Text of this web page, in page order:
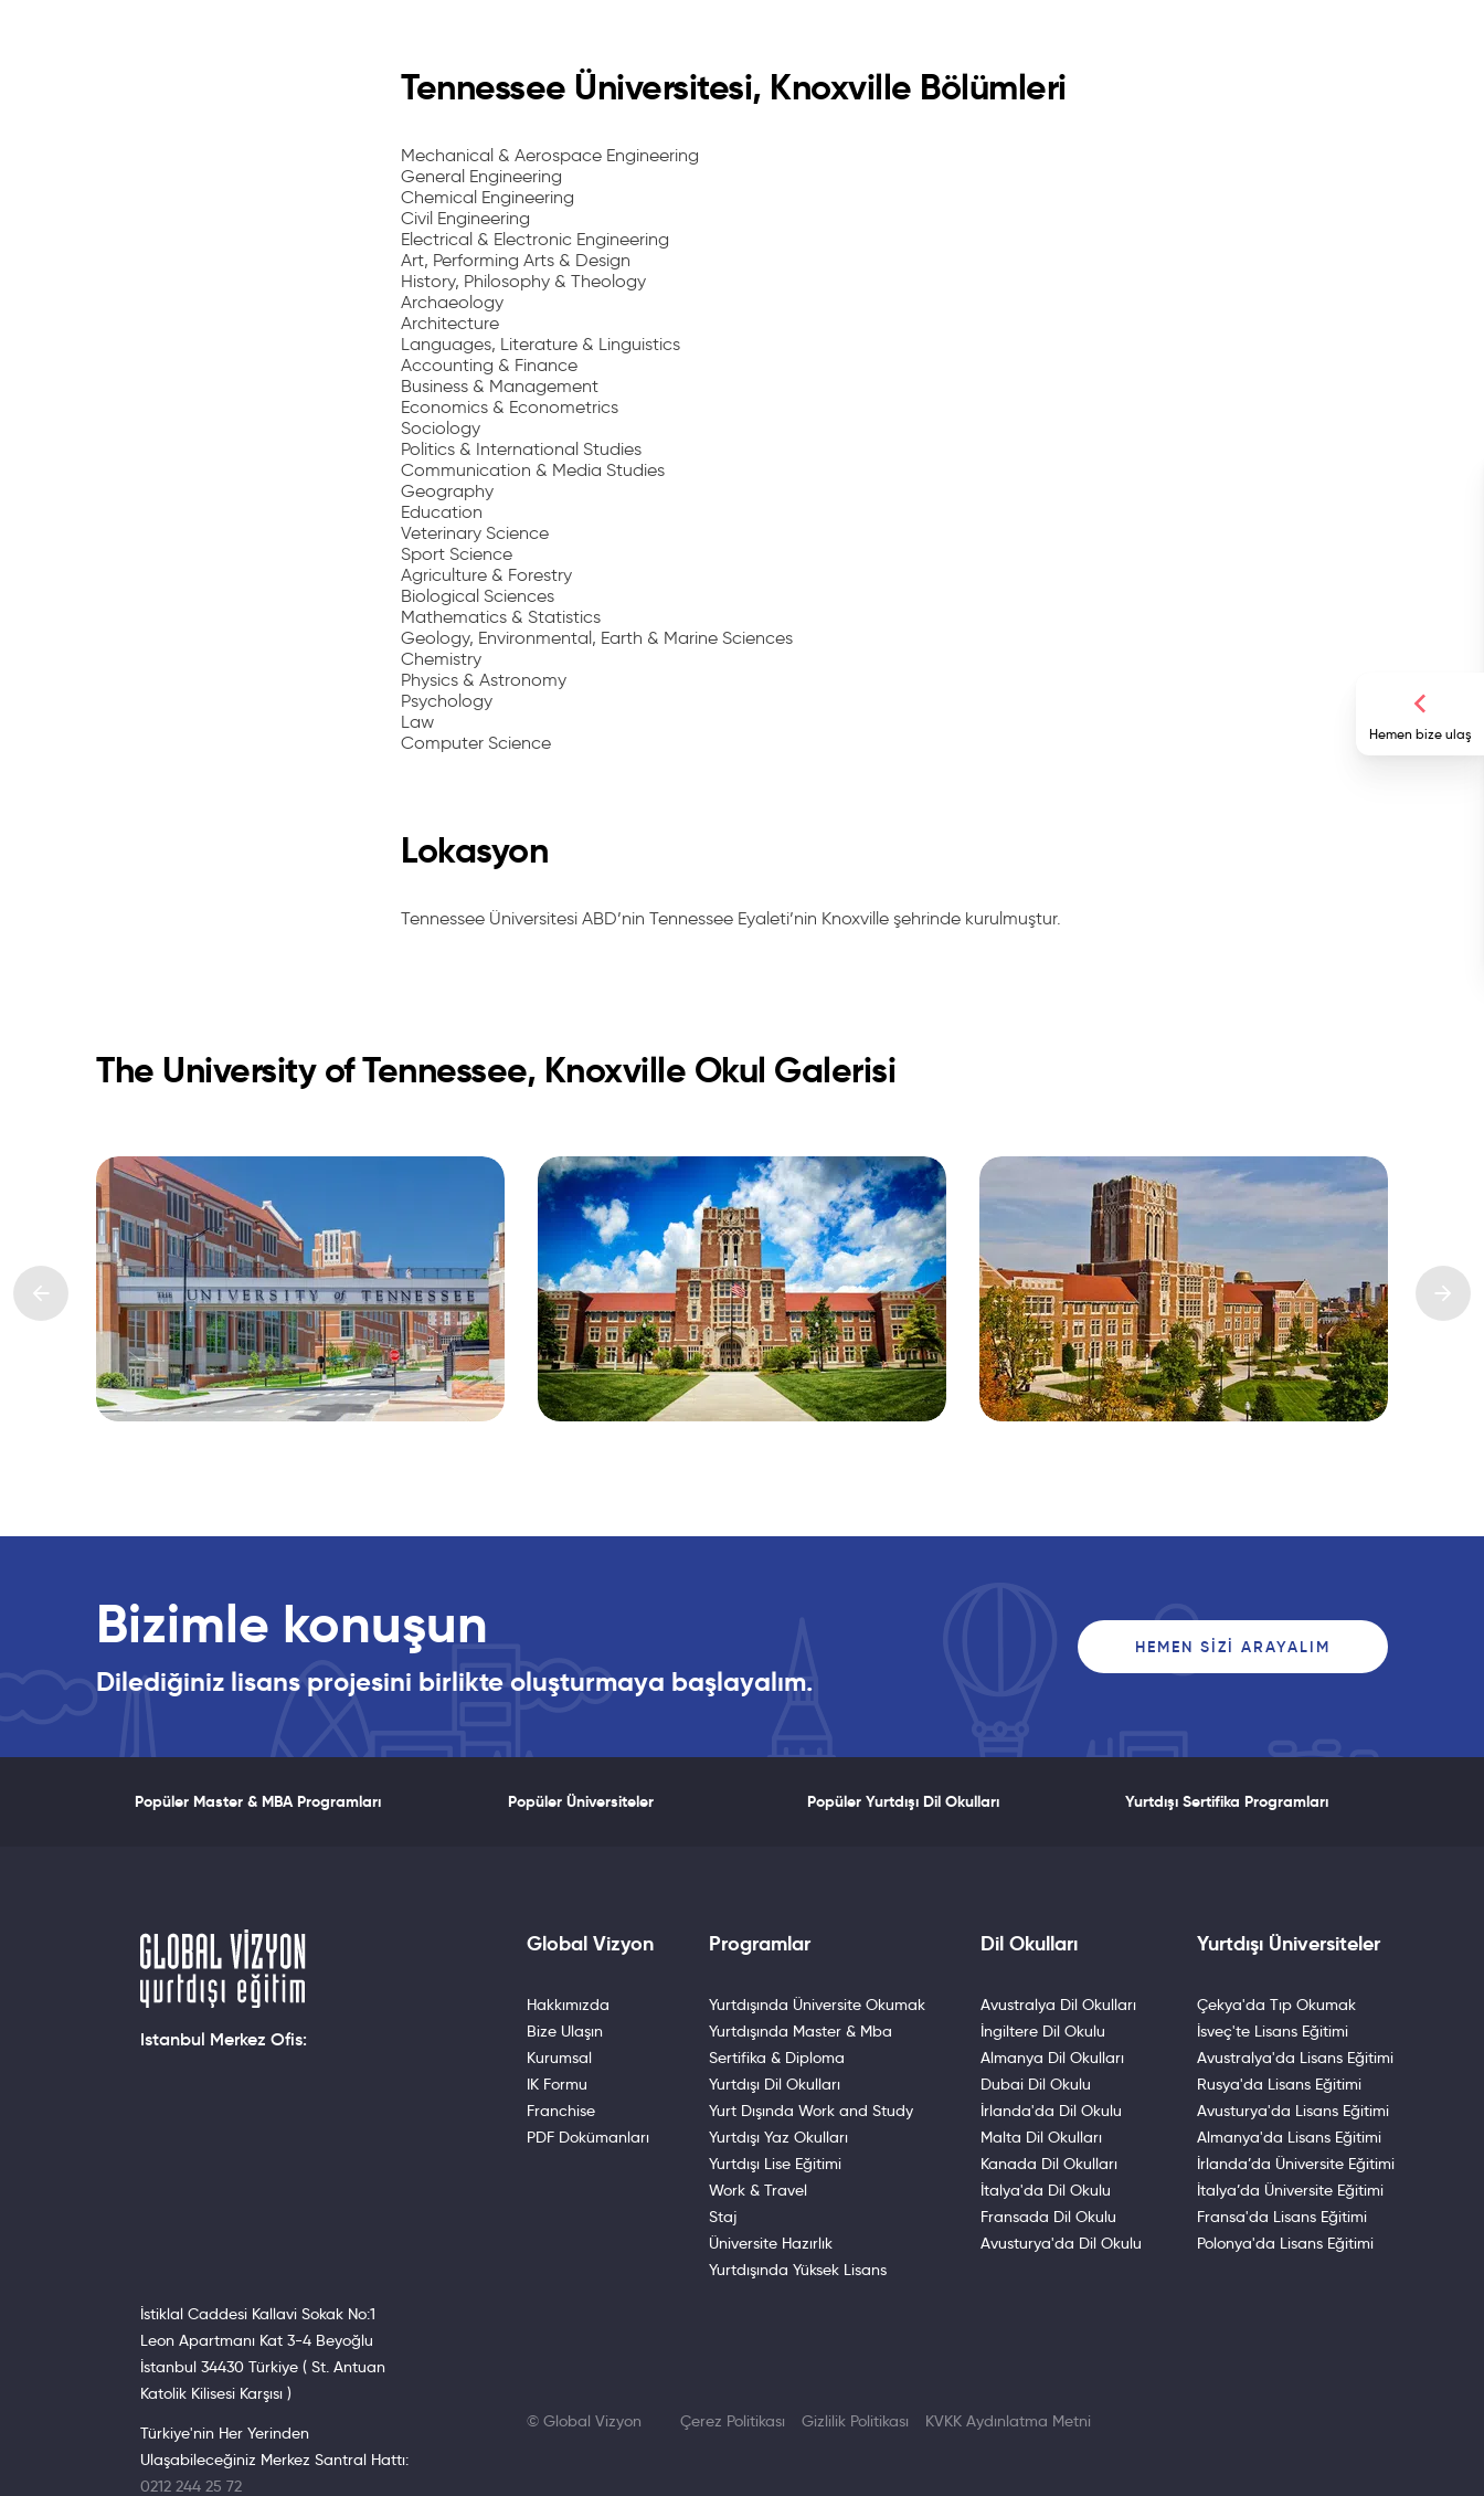
Hemen bize ulaş
Tennessee Üniversitesi, Knoxville Bölümleri
Mechanical & Aerospace Engineering
General Engineering
Chemical Engineering
Civil Engineering
Electrical & Electronic Engineering
Art, Performing Arts & Design
History, Philosophy & Theology
Archaeology
Architecture
Languages, Literature & Linguistics
Accounting & Finance
Business & Management
Economics & Econometrics
Sociology
Politics & International Studies
Communication & Media Studies
Geography
Education
Veterinary Science
Sport Science
Agriculture & Forestry
Biological Sciences
Mathematics & Statistics
Geology, Environmental, Earth & Marine Sciences
Chemistry
Physics & Astronomy
Psychology
Law
Computer Science
Lokasyon
Tennessee Üniversitesi ABD’nin Tennessee Eyaleti’nin Knoxville şehrinde kurulmuştur.
The University of Tennessee, Knoxville Okul Galerisi
Bizimle konuşun
Dilediğiniz lisans projesini birlikte oluşturmaya başlayalım.
HEMEN SIZI ARAYALIM
Popüler Master & MBA Programları Popüler Üniversiteler Popüler Yurtdışı Dil Okulları Yurtdışı Sertifika Programları
Istanbul Merkez Ofis:
İstiklal Caddesi Kallavi Sokak No:1
Leon Apartmanı Kat 3-4 Beyoğlu
İstanbul 34430 Türkiye ( St. Antuan
Katolik Kilisesi Karşısı )
Türkiye'nin Her Yerinden
Ulaşabileceğiniz Merkez Santral Hattı:
0212 244 25 72
Global Vizyon
Hakkımızda
Bize Ulaşın
Kurumsal
IK Formu
Franchise
PDF Dokümanları
Programlar
Yurtdışında Üniversite Okumak
Yurtdışında Master & Mba
Sertifika & Diploma
Yurtdışı Dil Okulları
Yurt Dışında Work and Study
Yurtdışı Yaz Okulları
Yurtdışı Lise Eğitimi
Work & Travel
Staj
Üniversite Hazırlık
Yurtdışında Yüksek Lisans
Dil Okulları
Avustralya Dil Okulları
İngiltere Dil Okulu
Almanya Dil Okulları
Dubai Dil Okulu
İrlanda'da Dil Okulu
Malta Dil Okulları
Kanada Dil Okulları
İtalya'da Dil Okulu
Fransada Dil Okulu
Avusturya'da Dil Okulu
Yurtdışı Üniversiteler
Çekya'da Tıp Okumak
İsveç'te Lisans Eğitimi
Avustralya'da Lisans Eğitimi
Rusya'da Lisans Eğitimi
Avusturya'da Lisans Eğitimi
Almanya'da Lisans Eğitimi
İrlanda’da Üniversite Eğitimi
İtalya’da Üniversite Eğitimi
Fransa'da Lisans Eğitimi
Polonya'da Lisans Eğitimi
© Global Vizyon Çerez Politikası Gizlilik Politikası KVKK Aydınlatma Metni